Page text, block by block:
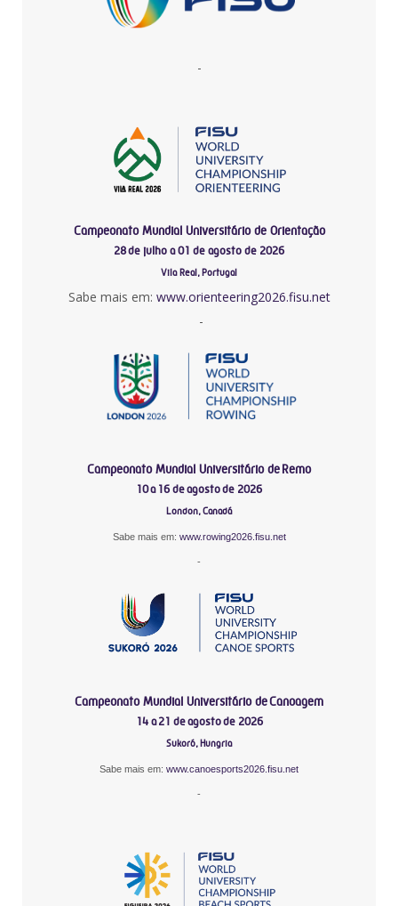
-
Campeonato Mundial Universitário de Orientação
28 de julho a 01 de agosto de 2026
Vila Real, Portugal
Sabe mais em: www.orienteering2026.fisu.net
-
Campeonato Mundial Universitário de Remo
10 a 16 de agosto de 2026
London, Canadá
Sabe mais em: www.rowing2026.fisu.net
-
Campeonato Mundial Universitário de Canoagem
14 a 21 de agosto de 2026
Sukoró, Hungria
Sabe mais em: www.canoesports2026.fisu.net
-